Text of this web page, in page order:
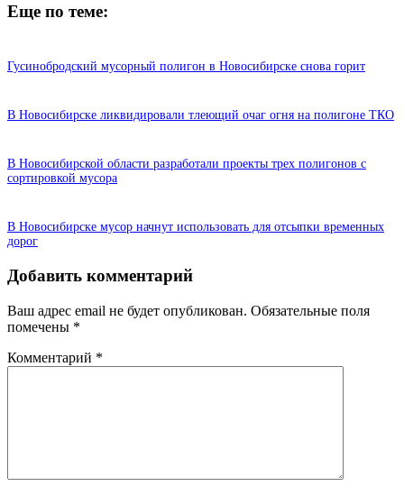
Еще по теме:
Гусинобродский мусорный полигон в Новосибирске снова горит
В Новосибирске ликвидировали тлеющий очаг огня на полигоне ТКО
В Новосибирской области разработали проекты трех полигонов с
сортировкой мусора
В Новосибирске мусор начнут использовать для отсыпки временных
дорог
Добавить комментарий
Ваш адрес email не будет опубликован. Обязательные поля
помечены *
Комментарий *